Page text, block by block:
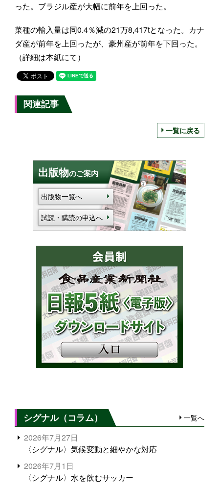
った。ブラジル産が大幅に前年を上回った。
菜種の輸入量は同0.4％減の21万8,417tとなった。カナ
ダ産が前年を上回ったが、豪州産が前年を下回った。
（詳細は本紙にて）
関連記事
一覧に戻る
出版物のご案内
出版物一覧へ
試読・購読の申込へ
シグナル（コラム） 一覧へ
2026年7月27日
〈シグナル〉気候変動と細やかな対応
2026年7月1日
〈シグナル〉水を飲むサッカー